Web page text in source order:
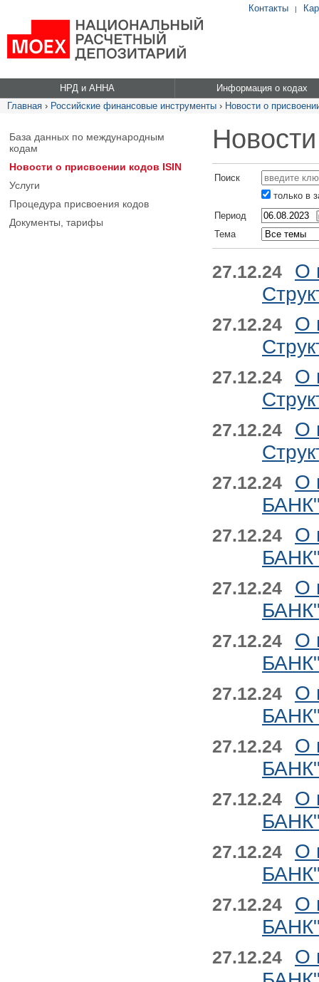
Контакты |
НРД и АННА
Информация о кодах
Главная › Российские финансовые инструменты › Новости о
База данных по международным
кодам
Новости о присвоении кодов ISIN
Услуги
Процедура присвоения кодов
Документы, тарифы
Поиск
только в
Период
Тема
27.12.24
О
27.12.24
О
27.12.24
О
27.12.24
О
27.12.24
О
27.12.24
О
27.12.24
О
27.12.24
О
27.12.24
О
27.12.24
О
27.12.24
О
27.12.24
О
27.12.24
О
27.12.24
О